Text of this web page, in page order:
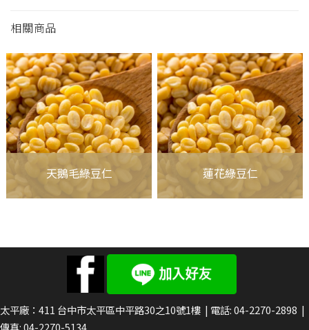
相關商品
天鵝毛綠豆仁 蓮花綠豆仁
太平廠：411 台中市太平區中平路30之10號1樓 | 電話:04-2270-2898 |
傳真: 04-2270-5134